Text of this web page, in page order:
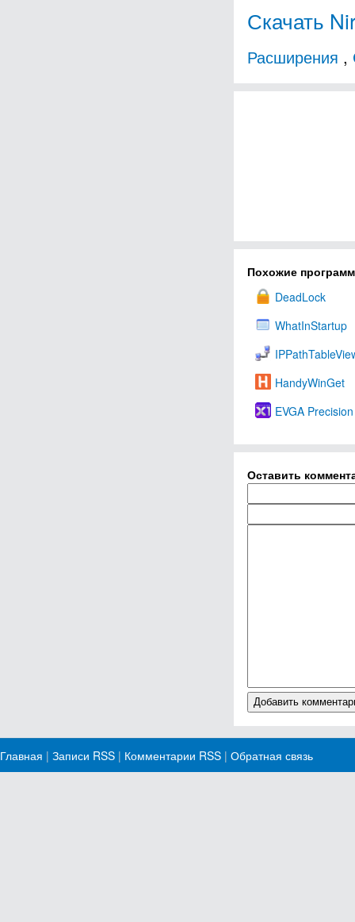
Скачать
Расширения ,
Похожие
DeadLock
WhatInStartup
HandyWinGet
EVGA
Оставить
Главная | Записи RSS | Комментарии RSS | Обратная связь